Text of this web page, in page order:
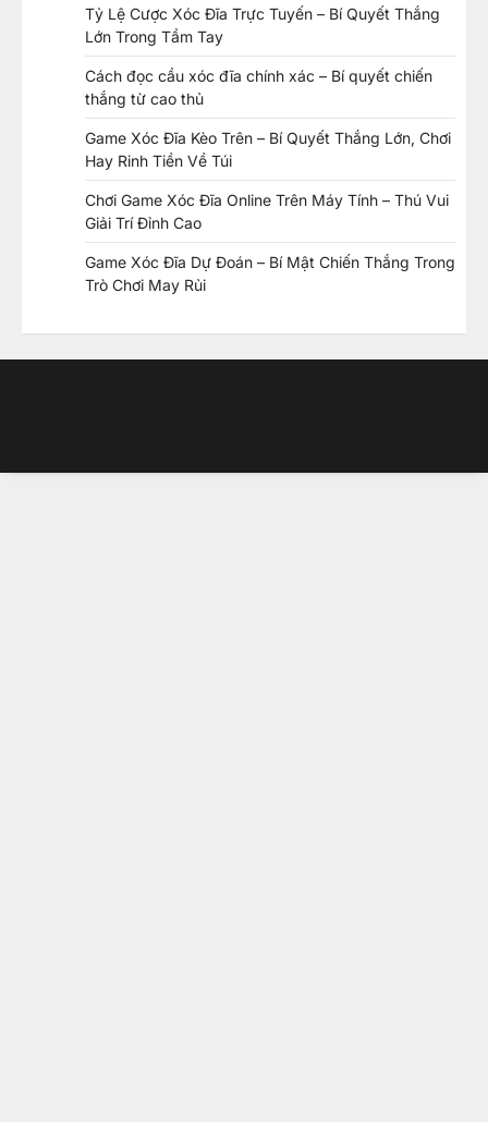
Tỷ Lệ Cược Xóc Đĩa Trực Tuyến – Bí Quyết Thắng
Lớn Trong Tầm Tay
Cách đọc cầu xóc đĩa chính xác – Bí quyết chiến
thắng từ cao thủ
Game Xóc Đĩa Kèo Trên – Bí Quyết Thắng Lớn, Chơi
Hay Rinh Tiền Về Túi
Chơi Game Xóc Đĩa Online Trên Máy Tính – Thú Vui
Giải Trí Đỉnh Cao
Game Xóc Đĩa Dự Đoán – Bí Mật Chiến Thắng Trong
Trò Chơi May Rủi